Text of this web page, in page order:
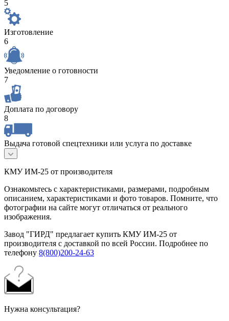
5
Изготовление
6
Уведомление о готовности
7
Доплата по договору
8
Выдача готовой спецтехники или услуга по доставке
КМУ ИМ-25 от производителя
Ознакомьтесь с характеристиками, размерами, подробным
описанием, характеристиками и фото товаров. Помните, что
фотографии на сайте могут отличаться от реального
изображения.
Завод "ГИРД" предлагает купить КМУ ИМ-25 от
производителя с доставкой по всей России. Подробнее по
телефону 8(800)200-24-63
Нужна консультация?